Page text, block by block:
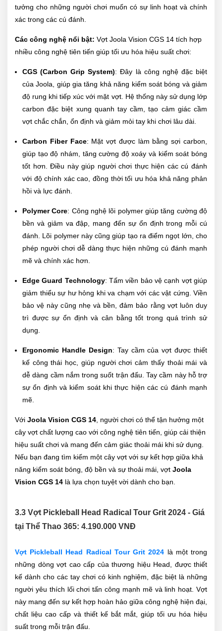
tưởng cho những người chơi muốn có sự linh hoạt và chính
xác trong các cú đánh.
Các công nghệ nổi bật: Vợt Joola Vision CGS 14 tích hợp
nhiều công nghệ tiên tiến giúp tối ưu hóa hiệu suất chơi:
CGS (Carbon Grip System): Đây là công nghệ đặc biệt
của Joola, giúp gia tăng khả năng kiểm soát bóng và giảm
độ rung khi tiếp xúc với mặt vợt. Hệ thống này sử dụng lớp
carbon đặc biệt xung quanh tay cầm, tạo cảm giác cầm
vợt chắc chắn, ổn định và giảm mỏi tay khi chơi lâu dài.
Carbon Fiber Face: Mặt vợt được làm bằng sợi carbon,
giúp tạo độ nhám, tăng cường độ xoáy và kiểm soát bóng
tốt hơn. Điều này giúp người chơi thực hiện các cú đánh
với độ chính xác cao, đồng thời tối ưu hóa khả năng phản
hồi và lực đánh.
Polymer Core: Công nghệ lõi polymer giúp tăng cường độ
bền và giảm va đập, mang đến sự ổn định trong mỗi cú
đánh. Lõi polymer này cũng giúp tạo ra điểm ngọt lớn, cho
phép người chơi dễ dàng thực hiện những cú đánh mạnh
mẽ và chính xác hơn.
Edge Guard Technology: Tấm viền bảo vệ cạnh vợt giúp
giảm thiểu sự hư hỏng khi va chạm với các vật cứng. Viền
bảo vệ này cũng nhẹ và bền, đảm bảo rằng vợt luôn duy
trì được sự ổn định và cân bằng tốt trong quá trình sử
dụng.
Ergonomic Handle Design: Tay cầm của vợt được thiết
kế công thái học, giúp người chơi cảm thấy thoải mái và
dễ dàng cầm nắm trong suốt trận đấu. Tay cầm này hỗ trợ
sự ổn định và kiểm soát khi thực hiện các cú đánh mạnh
mẽ.
Với Joola Vision CGS 14 , người chơi có thể tận hưởng một
cây vợt chất lượng cao với công nghệ tiên tiến, giúp cải thiện
hiệu suất chơi và mang đến cảm giác thoải mái khi sử dụng.
Nếu bạn đang tìm kiếm một cây vợt với sự kết hợp giữa khả
năng kiểm soát bóng, độ bền và sự thoải mái, vợt Joola
Vision CGS 14 là lựa chọn tuyệt vời dành cho bạn.
3.3 Vợt Pickleball Head Radical Tour Grit 2024 - Giá
tại Thể Thao 365: 4.190.000 VNĐ
Vợt Pickleball Head Radical Tour Grit 2024 là một trong
những dòng vợt cao cấp của thương hiệu Head, được thiết
kế dành cho các tay chơi có kinh nghiệm, đặc biệt là những
người yêu thích lối chơi tấn công mạnh mẽ và linh hoạt. Vợt
này mang đến sự kết hợp hoàn hảo giữa công nghệ hiện đại,
chất liệu cao cấp và thiết kế bắt mắt, giúp tối ưu hóa hiệu
suất trong mỗi trận đấu.